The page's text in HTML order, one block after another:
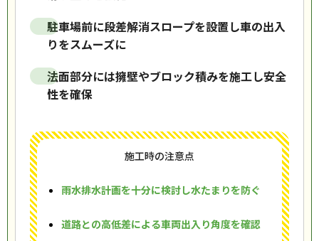
駐車場前に段差解消スロープを設置し車の出入
りをスムーズに
法面部分には擁壁やブロック積みを施工し安全
性を確保
施工時の注意点
雨水排水計画を十分に検討し水たまりを防ぐ
道路との高低差による車両出入り角度を確認